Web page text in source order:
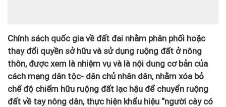
Chính sách quốc gia về đất đai nhằm phân phối hoặc
thay đổi quyền sở hữu và sử dụng ruộng đất ở nông
thôn, được xem là nhiệm vụ và là nội dung cơ bản của
cách mạng dân tộc- dân chủ nhân dân, nhằm xóa bỏ
chế độ chiếm hữu ruộng đất lạc hậu để chuyển ruộng
đất về tay nông dân, thực hiện khẩu hiệu “người cày có